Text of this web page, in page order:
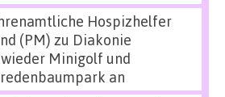
Hospizhelfer
(PM) zu Diakonie
Minigolf und
an